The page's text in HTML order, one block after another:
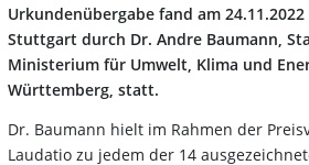
Urkundenübergabe fand am
Stuttgart durch Dr. Andre Baumann,
Ministerium für Umwelt, Klima und
Württemberg, statt.
Dr. Baumann hielt im Rahmen der
Laudatio zu jedem der 14